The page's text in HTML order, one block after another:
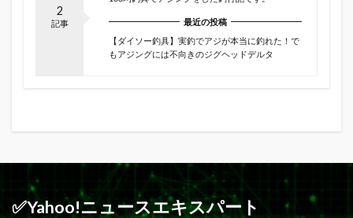
2
記事
最近の投稿
【ダイソー釣具】実釣でアジが本当に釣れた！で
もアジングには不向きのジグヘッドデルタ
✅Yahoo!ニュースエキスパート